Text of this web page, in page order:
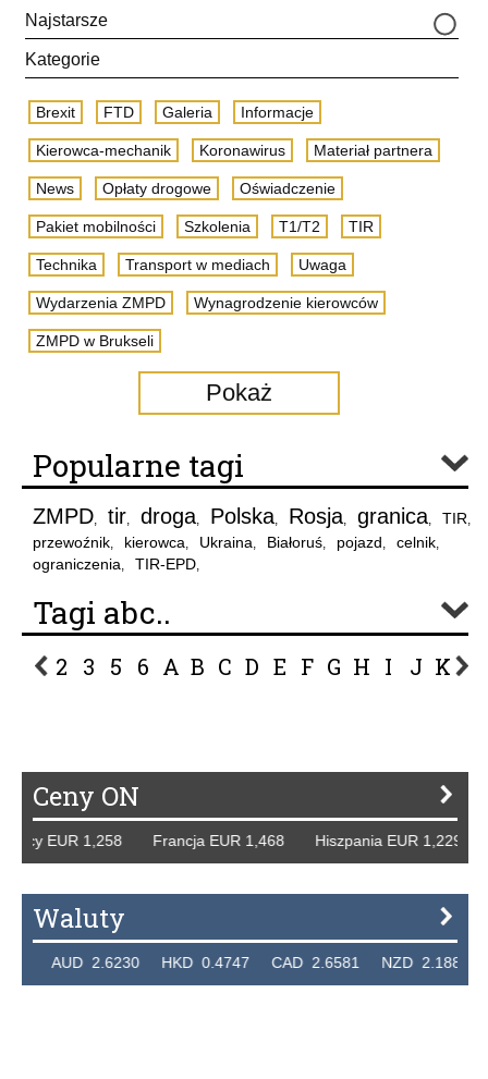
Najstarsze
Kategorie
Brexit FTD Galeria Informacje
Kierowca-mechanik Koronawirus Materiał partnera
News Opłaty drogowe Oświadczenie
Pakiet mobilności Szkolenia T1/T2 TIR
Technika Transport w mediach Uwaga
Wydarzenia ZMPD Wynagrodzenie kierowców
ZMPD w Brukseli
Pokaż
Popularne tagi
ZMPD, tir, droga, Polska, Rosja, granica, TIR,
przewoźnik, kierowca, Ukraina, Białoruś, pojazd, celnik,
ograniczenia, TIR-EPD,
Tagi abc..
2 3 5 6 A B C D E F G H I J K L
Ceny ON
EUR 1,258 Francja EUR 1,468 Hiszpania EUR
Waluty
AUD 2.6230 HKD 0.4747 CAD 2.6581 NZD